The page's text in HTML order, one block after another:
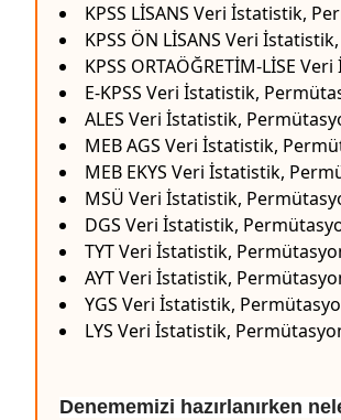
KPSS LİSANS Veri İstatistik,
KPSS ÖN LİSANS Veri
KPSS ORTAÖĞRETİM-LİSE
E-KPSS Veri İstatistik,
ALES Veri İstatistik,
MEB AGS Veri İstatistik,
MEB EKYS Veri İstatistik,
MSÜ Veri İstatistik,
DGS Veri İstatistik,
TYT Veri İstatistik,
AYT Veri İstatistik,
YGS Veri İstatistik,
LYS Veri İstatistik,
Denememizi hazırlanırken